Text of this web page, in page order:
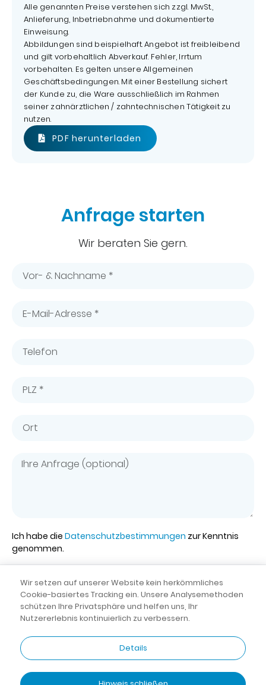
Alle genannten Preise verstehen sich zzgl. MwSt.,
Anlieferung, Inbetriebnahme und dokumentierte
Einweisung.
Abbildungen sind beispielhaft. Angebot ist freibleibend
und gilt vorbehaltlich Abverkauf. Fehler, Irrtum
vorbehalten. Es gelten unsere Allgemeinen
Geschäftsbedingungen. Mit einer Bestellung sichert
der Kunde zu, die Ware ausschließlich im Rahmen
seiner zahnärztlichen / zahntechnischen Tätigkeit zu
nutzen.
PDF herunterladen
Anfrage starten
Wir beraten Sie gern.
Ich habe die Datenschutzbestimmungen zur Kenntnis
genommen.
Senden
© dental 2000
Impressum
Rundum-sorglos-
Jenanet
Wir setzen auf unserer Website kein herkömmliches
Cookie-basiertes Tracking ein. Unsere Analysemethoden
schützen Ihre Privatsphäre und helfen uns, Ihr
Nutzererlebnis kontinuierlich zu verbessern.
Details